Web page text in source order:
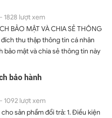
- 1828 lượt xem
BẢO MẬT VÀ CHIA SẺ THÔNG
đích thu thập thông tin cá nhân
bảo mật và chia sẻ thông tin này
cá nhân tham gia truy cập
bảo mật mô tả cách Văn phòng
bảo hành
- 1092 lượt xem
cho sản phẩm đổi trả: 1. Điều kiện